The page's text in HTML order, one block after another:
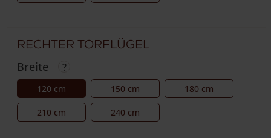
Rechter Torflügel
Breite
120 cm 150 cm 180 cm
210 cm 240 cm